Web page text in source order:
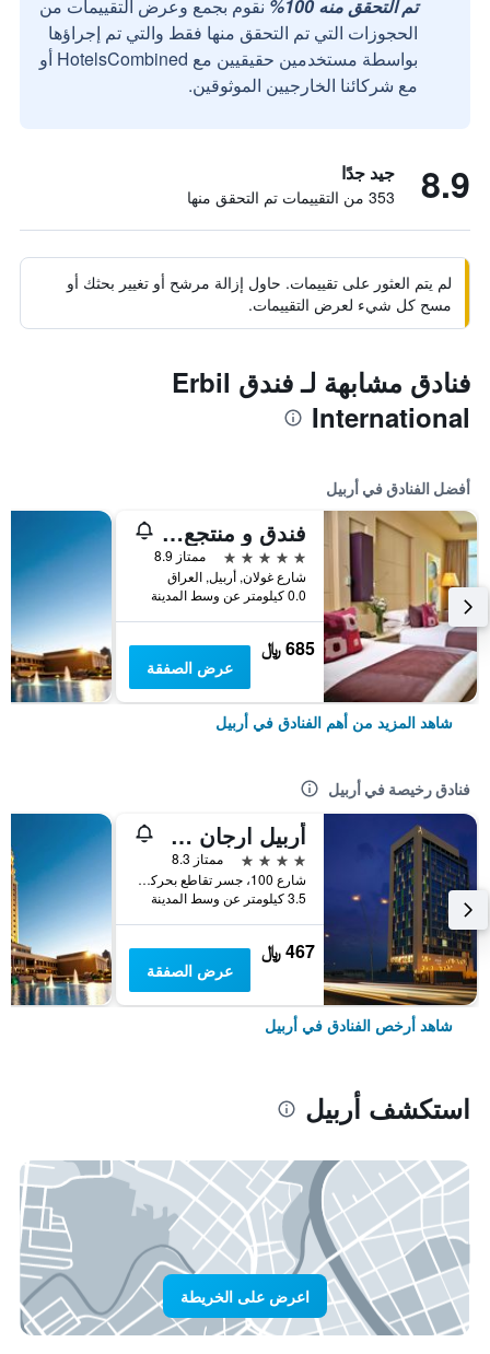
تم التحقق منه 100%
نقوم بجمع وعرض التقييمات من
الحجوزات التي تم التحقق منها فقط والتي تم إجراؤها
بواسطة مستخدمين حقيقيين مع HotelsCombined أو
مع شركائنا الخارجيين الموثوقين.
8.9 جيد جدًا
353 من التقييمات تم التحقق منها
لم يتم العثور على تقييمات. حاول إزالة مرشح أو تغيير بحثك أو
مسح كل شيء لعرض التقييمات.
فنادق مشابهة لـ فندق Erbil
International
أفضل الفنادق في أربيل
فندق و منتجع روتانا أربيل
5 نجوم
ممتاز 8.9
شارع غولان, أربيل, العراق
0.0 كيلومتر عن وسط المدينة
685 ﷼
عرض الصفقة
شاهد المزيد من أهم الفنادق في أربيل
فنادق رخيصة في أربيل
أربيل ارجان من روتانا
4 نجوم
ممتاز 8.3
شارع 100، جسر تقاطع بحركة, أربيل, العراق
3.5 كيلومتر عن وسط المدينة
467 ﷼
عرض الصفقة
شاهد أرخص الفنادق في أربيل
استكشف أربيل
اعرض على الخريطة